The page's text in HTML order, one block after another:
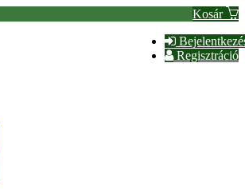
Kosár
Regisztráció